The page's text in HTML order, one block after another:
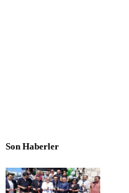
Son Haberler